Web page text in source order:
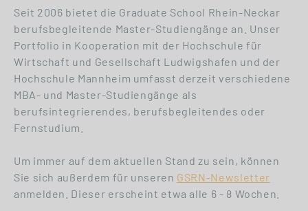
Seit 2006 bietet die Graduate School Rhein-Neckar
berufsbegleitende Master-Studiengänge an. Unser
Portfolio in Kooperation mit der Hochschule für
Wirtschaft und Gesellschaft Ludwigshafen und der
Hochschule Mannheim umfasst derzeit verschiedene
MBA- und Master-Studiengänge als
berufsintegrierendes, berufsbegleitendes oder
Fernstudium.
Um immer auf dem aktuellen Stand zu sein, können
Sie sich außerdem für unseren GSRN-Newsletter
anmelden. Dieser erscheint etwa alle 6 - 8 Wochen.